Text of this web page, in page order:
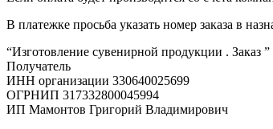
В платежке просьба указать номер заказа в
“Изготовление сувенирной продукции . Заказ
Получатель
ИНН организации 330640025699
ОГРНИП 317332800045994
ИП Мамонтов Григорий Владимирович